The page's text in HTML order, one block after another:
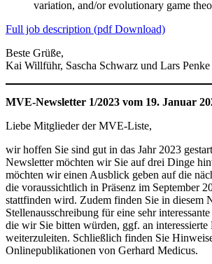
variation, and/or evolutionary game
Full job description (pdf Download)
Beste Grüße,
Kai Willführ, Sascha Schwarz und Lars Penke
MVE-Newsletter 1/2023 vom 19. Januar
Liebe Mitglieder der MVE-Liste,
wir hoffen Sie sind gut in das Jahr 2023
Newsletter möchten wir Sie auf drei Dinge
möchten wir einen Ausblick geben auf die
die voraussichtlich in Präsenz im September
stattfinden wird. Zudem finden Sie in diesem
Stellenausschreibung für eine sehr
die wir Sie bitten würden, ggf. an
weiterzuleiten. Schließlich finden Sie
Onlinepublikationen von Gerhard Medicus.